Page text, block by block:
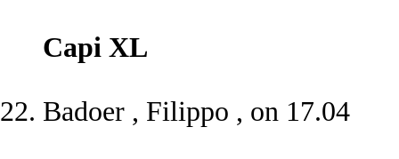
Capi XL
Badoer , Filippo , on 17.04